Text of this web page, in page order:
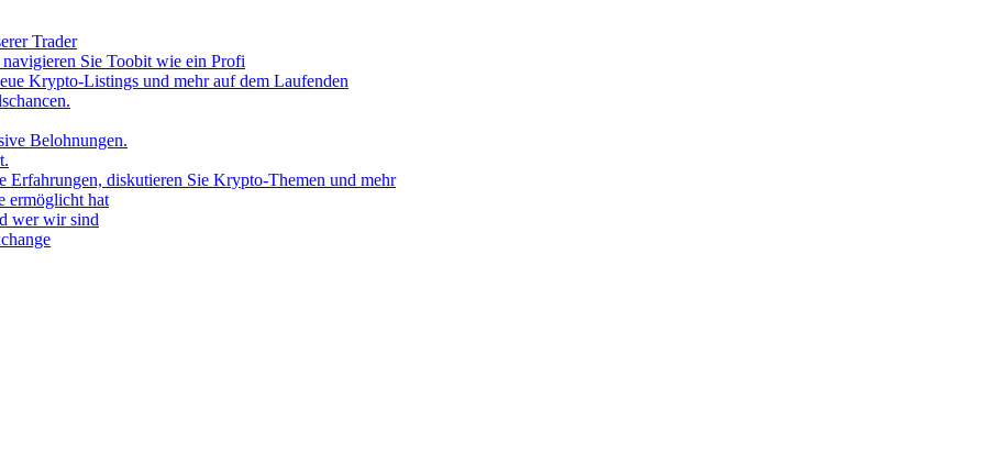
Trader
Sie Toobit wie ein Profi
Krypto-Listings und mehr auf dem Laufenden
Belohnungen.
Erfahrungen, diskutieren Sie Krypto-Themen und mehr
ermöglicht hat
wer wir sind